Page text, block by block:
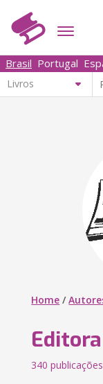
Brasil Portugal
Home /
340 publicações